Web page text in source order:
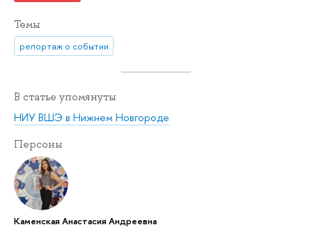
Темы
репортаж о событии
В статье упомянуты
НИУ ВШЭ в Нижнем Новгороде
Персоны
Каменская Анастасия Андреевна